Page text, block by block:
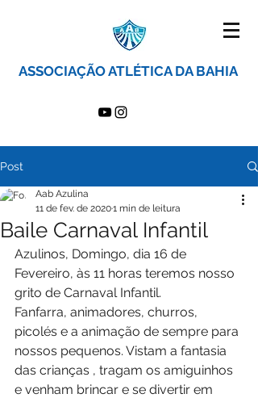
ASSOCIAÇÃO ATLÉTICA DA BAHIA
Post
Baile Carnaval Infantil
Aab Azulina
11 de fev. de 20201 min de leitura
Azulinos, Domingo, dia 16 de
Fevereiro, às 11 horas teremos nosso
grito de Carnaval Infantil.
Fanfarra, animadores, churros,
picolés e a animação de sempre para
nossos pequenos. Vistam a fantasia
das crianças , tragam os amiguinhos
e venham brincar e se divertir em